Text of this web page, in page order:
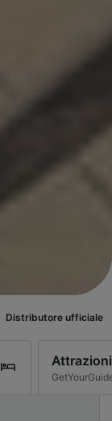
ufficiale
Attrazioni